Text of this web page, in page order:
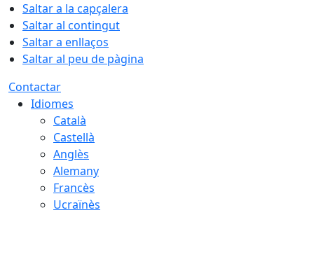
Saltar a la capçalera
Saltar al contingut
Saltar a enllaços
Saltar al peu de pàgina
Contactar
Idiomes
Català
Castellà
Anglès
Alemany
Francès
Ucraïnès